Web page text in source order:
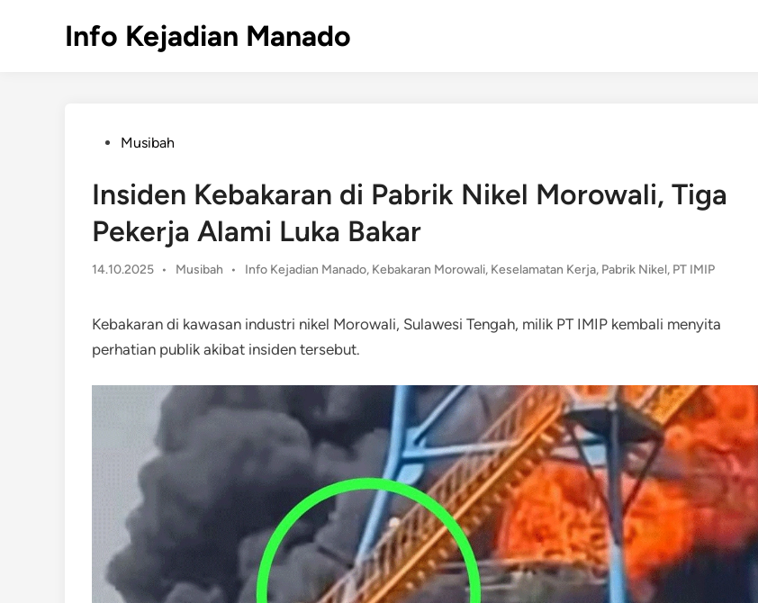
Info Kejadian Manado
PostedMusibah
Insiden Kebakaran di Pabrik Nikel Morowali, Tiga
Pekerja Alami Luka Bakar
14.10.2025 •
Posted
Musibah • Info Kejadian Manado, Kebakaran Morowali, Keselamatan Kerja, Pabrik Nikel, PT IMIP
Kebakaran di kawasan industri nikel Morowali, Sulawesi Tengah, milik PT IMIP kembali menyita
perhatian publik akibat insiden tersebut.